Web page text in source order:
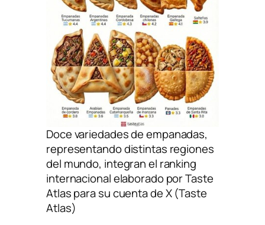
Doce variedades de empanadas,
representando distintas regiones
del mundo, integran el ranking
internacional elaborado por Taste
Atlas para su cuenta de X (Taste
Atlas)